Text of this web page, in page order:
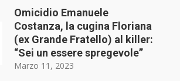
Omicidio Emanuele
Costanza, la cugina Floriana
(ex Grande Fratello) al killer:
“Sei un essere spregevole”
Marzo 11, 2023